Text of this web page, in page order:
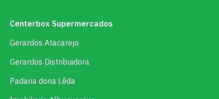
Centerbox Supermercados
Gerardos Atacarejo
Gerardos Distribuidora
Padaria dona Lêda